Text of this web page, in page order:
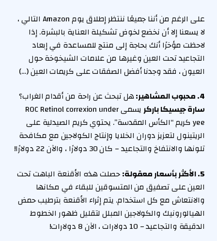
على الرغم من أننا جميعًا ننتظر إطلاق يوم Amazon التالي ،
لا يسعنا إلا أن نخضع لخوض تشكيلة العناية بالبشرة. إذا
لاحظت مؤخرًا أنك بحاجة إلى منتج للمساعدة في إبعاد
التجاعيد تحت العين وغيرها من علامات الشيخوخة حول
العيون ، فقد وجدنا أفضل الصفقات على كريمات العين (…)
4. محبوب المشاهير:
هل تبحث عن راحة من أقدام الغراب؟
سارة جيسيكا باركر
يسمى ROC Retinol correxion under
yee كريم “الكأس المقدسة”. يحتوي كريم الصيدلية على
الريتينول لتعزيز دوران الخلايا وإنتاج الكولاجين مع مكافحة
تلونها والانتفاخ والتجاعيد – كان 30 دولارًا ، والآن 22 دولارًا!
5. الأكثر بأسعار معقولة:
حصلت هذه الأقنعة الباهت تحت
العين على تصفيق من المتسوقين للبقاء في مكانها
والانتعاش مع كل استخدام. يتم إثراء الأقنعة بترطيب حمض
الهيالورونيك والكولاجين المبلل لتقليل ظهور الخطوط
الدقيقة والتجاعيد – 10 دولارات ، الآن 8 دولارات!